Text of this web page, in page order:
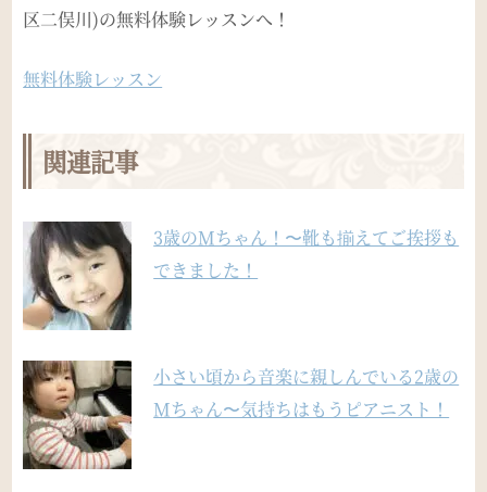
区二俣川)の無料体験レッスンへ！
無料体験レッスン
関連記事
3歳のMちゃん！〜靴も揃えてご挨拶も
できました！
小さい頃から音楽に親しんでいる2歳の
Mちゃん〜気持ちはもうピアニスト！